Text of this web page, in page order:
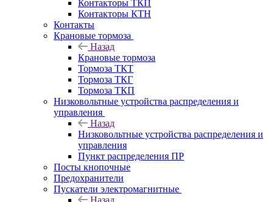
Контакторы ТКП
Контакторы КТН
Контакты
Крановые тормоза
Назад
Крановые тормоза
Тормоза ТКТ
Тормоза ТКГ
Тормоза ТКП
Низковольтные устройства распределения и
управления
Назад
Низковольтные устройства распределения и
управления
Пункт распределения ПР
Посты кнопочные
Предохранители
Пускатели электромагнитные
Назад